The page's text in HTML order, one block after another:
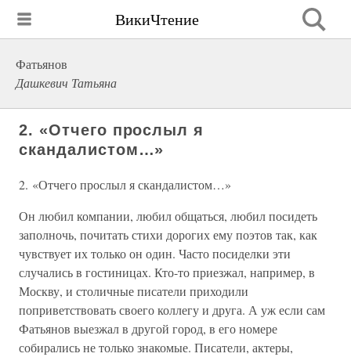
ВикиЧтение
Фатьянов
Дашкевич Татьяна
2. «Отчего прослыл я
скандалистом…»
2. «Отчего прослыл я скандалистом…»
Он любил компании, любил общаться, любил посидеть
заполночь, почитать стихи дорогих ему поэтов так, как
чувствует их только он один. Часто посиделки эти
случались в гостиницах. Кто-то приезжал, например, в
Москву, и столичные писатели приходили
поприветствовать своего коллегу и друга. А уж если сам
Фатьянов выезжал в другой город, в его номере
собирались не только знакомые. Писатели, актеры,